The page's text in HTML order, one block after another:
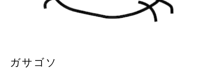
ガサゴソ